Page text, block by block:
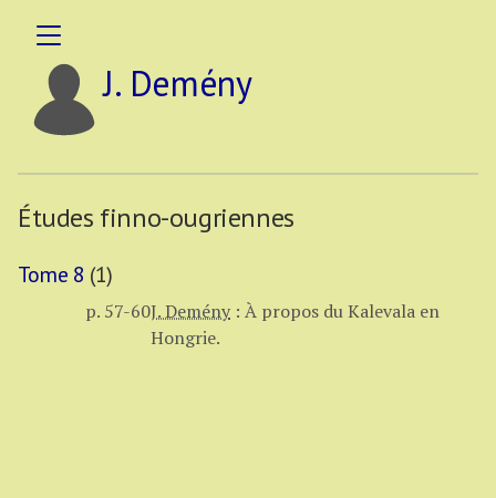
J. Demény
Études finno-ougriennes
Tome 8 (1)
p. 57-60J. Demény : À propos du Kalevala en
Hongrie.